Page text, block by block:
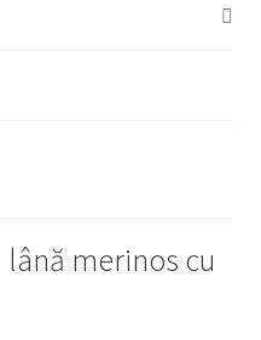
merinos cu